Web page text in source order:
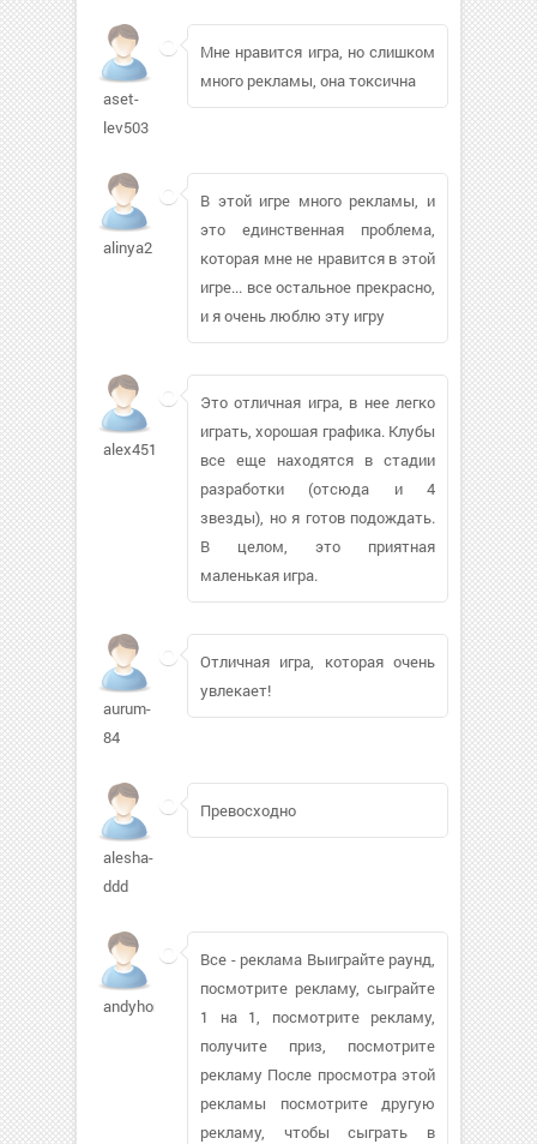
aset-
lev503
Мне нравится игра, но слишком
много рекламы, она токсична
alinya2
В этой игре много рекламы, и
это единственная проблема,
которая мне не нравится в этой
игре... все остальное прекрасно,
и я очень люблю эту игру
alex451176217
Это отличная игра, в нее легко
играть, хорошая графика. Клубы
все еще находятся в стадии
разработки (отсюда и 4
звезды), но я готов подождать.
В целом, это приятная
маленькая игра.
aurum-
84
Отличная игра, которая очень
увлекает!
alesha-
ddd
Превосходно
andyhorner
Все - реклама Выиграйте раунд,
посмотрите рекламу, сыграйте
1 на 1, посмотрите рекламу,
получите приз, посмотрите
рекламу После просмотра этой
рекламы посмотрите другую
рекламу, чтобы сыграть в